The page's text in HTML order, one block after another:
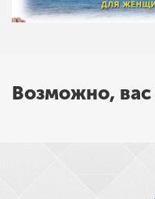
Возможно, вас